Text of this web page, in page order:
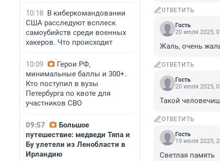
10:18 В киберкомандовании
США расследуют всплеск
самоубийств среди военных
хакеров. Что происходит
10:09
Герои РФ,
минимальные баллы и 300+.
Кто поступил в вузы
Петербурга по квоте для
участников СВО
09:57
Большое
путешествие: медведи Тяпа и
Бу улетели из Ленобласти в
Ирландию
ОТВЕТИТЬ
Гость
20 июля 2025,
Жаль, очень
ОТВЕТИТЬ
Гость
20 июля 2025,
Такой
ОТВЕТИТЬ
Гость
19 июля 2025,
Светлая память